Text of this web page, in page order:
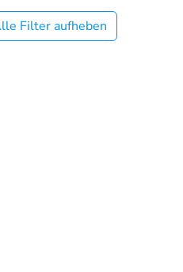
Filter aufheben